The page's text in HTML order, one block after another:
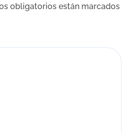
obligatorios están marcados